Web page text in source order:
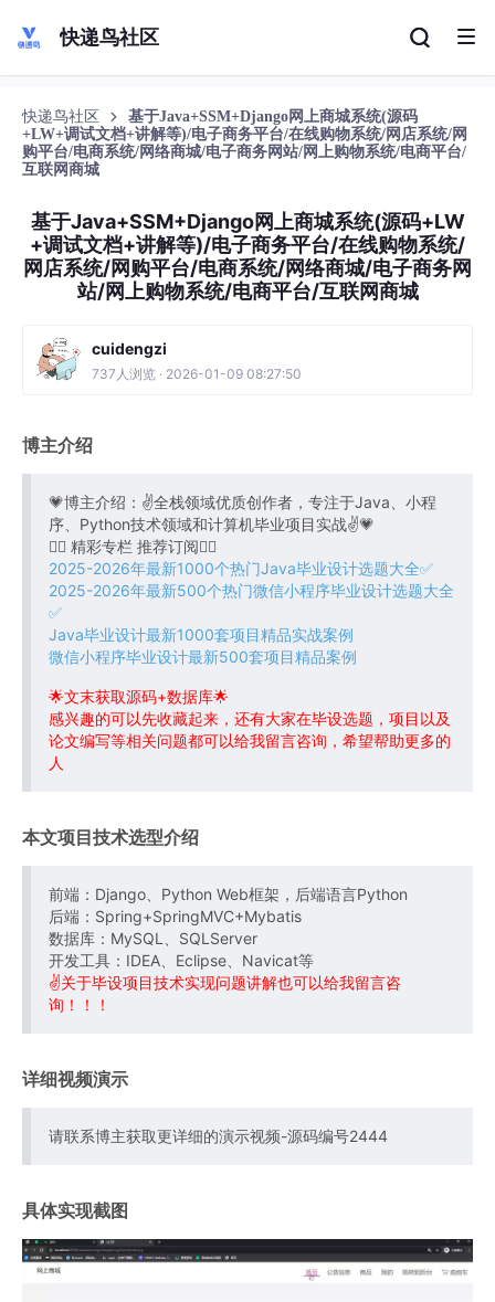
快递鸟社区
快递鸟社区
基于Java+SSM+Django网上商城系统(源码
+LW+调试文档+讲解等)/电子商务平台/在线购物系统/网店系统/网
购平台/电商系统/网络商城/电子商务网站/网上购物系统/电商平台/
互联网商城
基于Java+SSM+Django网上商城系统(源码+LW
+调试文档+讲解等)/电子商务平台/在线购物系统/
网店系统/网购平台/电商系统/网络商城/电子商务网
站/网上购物系统/电商平台/互联网商城
cuidengzi
737人浏览 · 2026-01-09 08:27:50
博主介绍
💗博主介绍：✌全栈领域优质创作者，专注于Java、小程
序、Python技术领域和计算机毕业项目实战✌💗
👇🏻 精彩专栏 推荐订阅👇🏻
2025-2026年最新1000个热门Java毕业设计选题大全✅
2025-2026年最新500个热门微信小程序毕业设计选题大全
✅
Java毕业设计最新1000套项目精品实战案例
微信小程序毕业设计最新500套项目精品案例
🌟文末获取源码+数据库🌟
感兴趣的可以先收藏起来，还有大家在毕设选题，项目以及
论文编写等相关问题都可以给我留言咨询，希望帮助更多的
人
本文项目技术选型介绍
前端：Django、Python Web框架，后端语言Python
后端：Spring+SpringMVC+Mybatis
数据库：MySQL、SQLServer
开发工具：IDEA、Eclipse、Navicat等
✌关于毕设项目技术实现问题讲解也可以给我留言咨
询！！！
详细视频演示
请联系博主获取更详细的演示视频-源码编号2444
具体实现截图